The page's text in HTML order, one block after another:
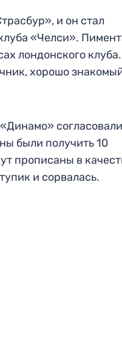
и он стал
«Челси».
лондонского
хорошо
были получить 10
прописаны в
и сорвалась.